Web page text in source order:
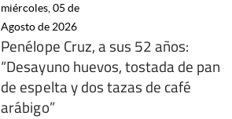
miércoles, 05 de
Agosto de 2026
Penélope Cruz, a sus 52 años:
“Desayuno huevos, tostada de pan
de espelta y dos tazas de café
arábigo”